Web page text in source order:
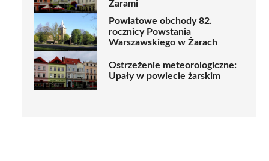
Żarami
Powiatowe obchody 82.
rocznicy Powstania
Warszawskiego w Żarach
Ostrzeżenie meteorologiczne:
Upały w powiecie żarskim